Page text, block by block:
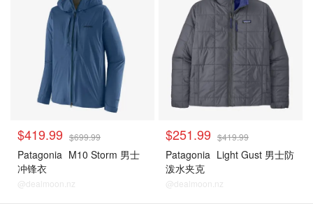
$419.99 $699.99
Patagonia M10 Storm 男士
冲锋衣
@dealmoon.nz
$251.99 $419.99
Patagonia Light Gust 男士防
泼水夹克
@dealmoon.nz